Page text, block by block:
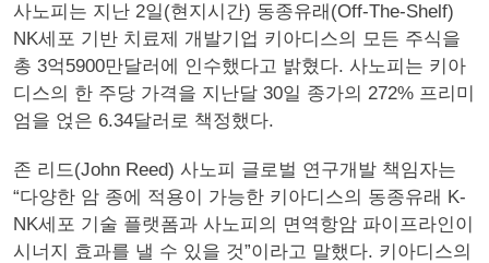
사노피는 지난 2일(현지시간) 동종유래(Off-The-Shelf)
NK세포 기반 치료제 개발기업 키아디스의 모든 주식을
총 3억5900만달러에 인수했다고 밝혔다. 사노피는 키아
디스의 한 주당 가격을 지난달 30일 종가의 272% 프리미
엄을 얹은 6.34달러로 책정했다.
존 리드(John Reed) 사노피 글로벌 연구개발 책임자는
“다양한 암 종에 적용이 가능한 키아디스의 동종유래 K-
NK세포 기술 플랫폼과 사노피의 면역항암 파이프라인이
시너지 효과를 낼 수 있을 것”이라고 말했다. 키아디스의